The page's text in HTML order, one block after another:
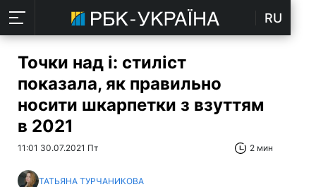
RU
Точки над i: стиліст
показала, як правильно
носити шкарпетки з взуттям
в 2021
11:01 30.07.2021 Пт 2 мин
ТАТЬЯНА ТУРЧАНИКОВА